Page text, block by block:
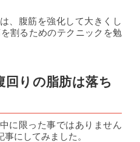
、腹筋を強化して大きくし
割るためのテクニックを勉
回りの脂肪は落ち
に限った事ではありません
にしてみました。